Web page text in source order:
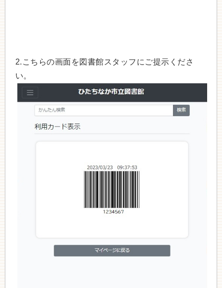
2.こちらの画面を図書館スタッフにご提示くださ
い。